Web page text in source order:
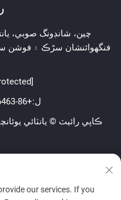
موบายل:+86-13954506463
ڪاپي رائيٽ © يانٽائي
اسان جي هفتيوار نيوز
our services. If you